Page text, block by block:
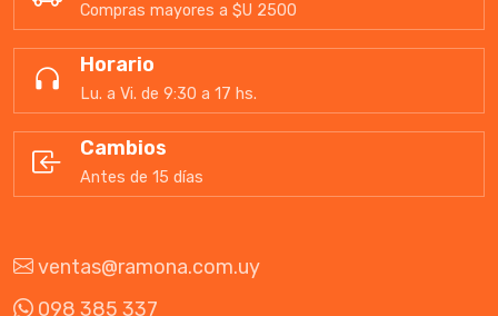
Compras mayores a $U 2500
Horario
Lu. a Vi. de 9:30 a 17 hs.
Cambios
Antes de 15 días
ventas@ramona.com.uy
098 385 337